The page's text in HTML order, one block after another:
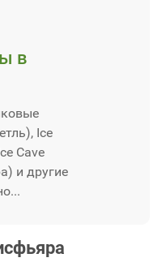
в
Ice
Cave
и другие